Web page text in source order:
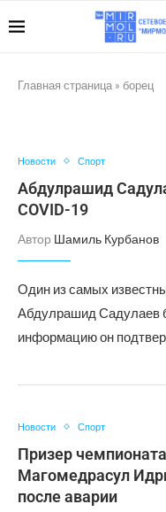
Главная страница » борец
Новости Спорт
Абдулрашид
COVID-19
Автор Шамиль Курбанов
Один из самых
Абдулрашид Садулаев
информацию он
Новости Спорт
Призер
Магомедрасул
после аварии